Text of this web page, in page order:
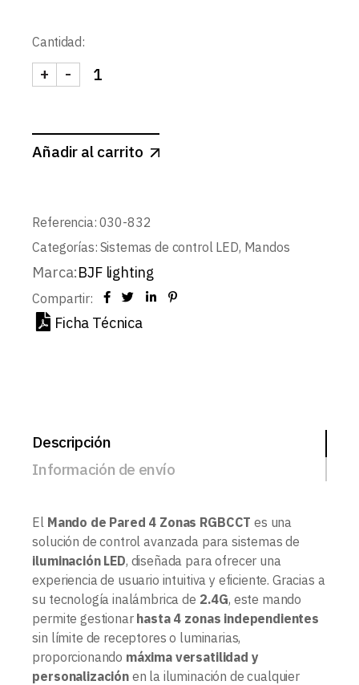
Cantidad:
MANDO DE PARED 4 ZONAS RGBCCT cantidad
-
+
Añadir al carrito
Referencia: 030-832
Categorías: Sistemas de control LED, Mandos
Marca:BJF lighting
Compartir:
Ficha Técnica
Descripción
Información de envío
El Mando de Pared 4 Zonas RGBCCT es una
solución de control avanzada para sistemas de
iluminación LED, diseñada para ofrecer una
experiencia de usuario intuitiva y eficiente. Gracias a
su tecnología inalámbrica de 2.4G, este mando
permite gestionar hasta 4 zonas independientes
sin límite de receptores o luminarias,
proporcionando máxima versatilidad y
personalizaciónen la iluminación de cualquier